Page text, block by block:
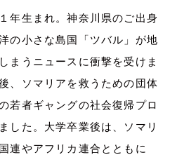
年生まれ。神奈川県のご出身
の小さな島国「ツバル」が地
まうニュースに衝撃を受けま
、ソマリアを救うための団体
若者ギャングの社会復帰プロ
した。大学卒業後は、ソマリ
連やアフリカ連合とともに